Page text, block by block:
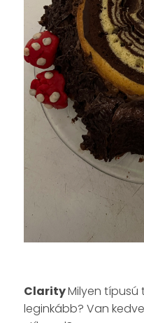
ClarityMilyen típusú
leginkább? Van